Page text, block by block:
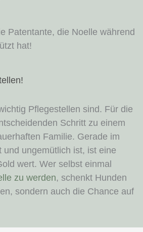
Patentante, die Noelle während
hat!
Pflegestellen sind. Für die
Schritt zu einem
Familie. Gerade im
ungemütlich ist, ist eine
wert. Wer selbst einmal
zu werden, schenkt Hunden
sondern auch die Chance auf